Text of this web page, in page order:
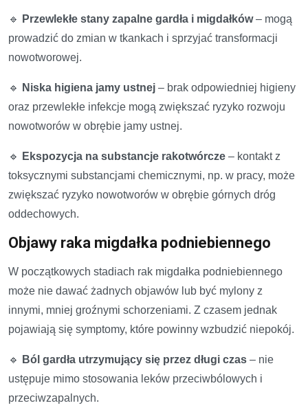
🔹 Przewlekłe stany zapalne gardła i migdałków– mogą
prowadzić do zmian w tkankach i sprzyjać transformacji
nowotworowej.
🔹 Niska higiena jamy ustnej – brak odpowiedniej higieny
oraz przewlekłe infekcje mogą zwiększać ryzyko rozwoju
nowotworów w obrębie jamy ustnej.
🔹 Ekspozycja na substancje rakotwórcze – kontakt z
toksycznymi substancjami chemicznymi, np. w pracy, może
zwiększać ryzyko nowotworów w obrębie górnych dróg
oddechowych.
Objawy raka migdałka podniebiennego
W początkowych stadiach rak migdałka podniebiennego
może nie dawać żadnych objawów lub być mylony z
innymi, mniej groźnymi schorzeniami. Z czasem jednak
pojawiają się symptomy, które powinny wzbudzić niepokój.
🔹 Ból gardła utrzymujący się przez długi czas – nie
ustępuje mimo stosowania leków przeciwbólowych i
przeciwzapalnych.